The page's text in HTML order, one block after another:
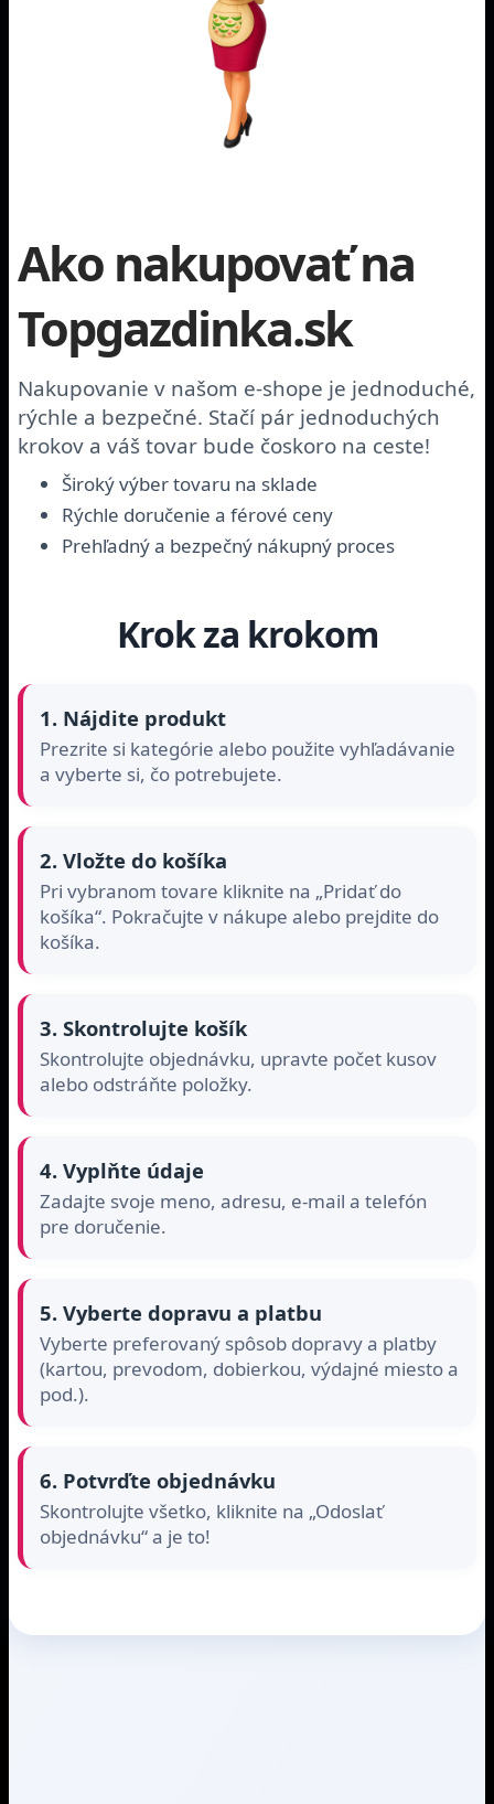
Ako nakupovať na
Topgazdinka.sk
Nakupovanie v našom e-shope je jednoduché,
rýchle a bezpečné. Stačí pár jednoduchých
krokov a váš tovar bude čoskoro na ceste!
Široký výber tovaru na sklade
Rýchle doručenie a férové ceny
Prehľadný a bezpečný nákupný proces
Krok za krokom
1. Nájdite produkt
Prezrite si kategórie alebo použite vyhľadávanie
a vyberte si, čo potrebujete.
2. Vložte do košíka
Pri vybranom tovare kliknite na „Pridať do
košíka“. Pokračujte v nákupe alebo prejdite do
košíka.
3. Skontrolujte košík
Skontrolujte objednávku, upravte počet kusov
alebo odstráňte položky.
4. Vyplňte údaje
Zadajte svoje meno, adresu, e-mail a telefón
pre doručenie.
5. Vyberte dopravu a platbu
Vyberte preferovaný spôsob dopravy a platby
(kartou, prevodom, dobierkou, výdajné miesto a
pod.).
6. Potvrďte objednávku
Skontrolujte všetko, kliknite na „Odoslať
objednávku“ a je to!